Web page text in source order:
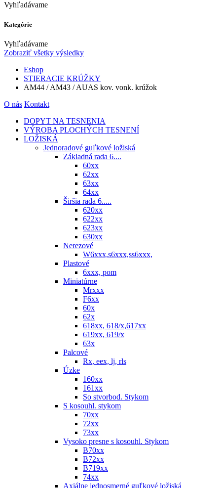
Vyhľadávame
Kategórie
Vyhľadávame
Zobraziť všetky výsledky
Eshop
STIERACIE KRÚŽKY
AM44 / AM43 / AUAS kov. vonk. krúžok
O nás Kontakt
DOPYT NA TESNENIA
VÝROBA PLOCHÝCH TESNENÍ
LOŽISKÁ
Jednoradové guľkové ložiská
Základná rada 6....
60xx
62xx
63xx
64xx
Širšia rada 6.....
620xx
622xx
623xx
630xx
Nerezové
W6xxx,s6xxx,ss6xxx,
Plastové
6xxx, pom
Miniatúrne
Mrxxx
F6xx
60x
62x
618xx, 618/x,617xx
619xx, 619/x
63x
Palcové
Rx, eex, lj, rls
Úzke
160xx
161xx
So stvorbod. Stykom
S kosouhl. stykom
70xx
72xx
73xx
Vysoko presne s kosouhl. Stykom
B70xx
B72xx
B719xx
74xx
Axiálne jednosmerné guľkové ložiská